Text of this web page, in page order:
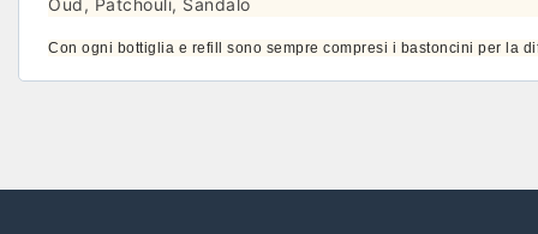
Oud, Patchouli, Sandalo
Con ogni bottiglia e refill sono sempre compresi i bastoncini per la